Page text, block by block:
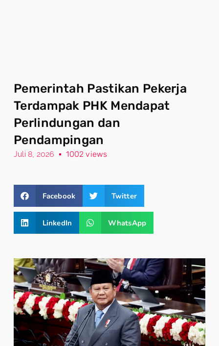
Pemerintah Pastikan Pekerja
Terdampak PHK Mendapat
Perlindungan dan
Pendampingan
Juli 8, 2026 1002 views
Facebook Twitter
LinkedIn WhatsApp